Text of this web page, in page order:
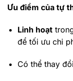
Ưu điểm của tự
Linh hoạt
để tối ưu chi
Có thể thay